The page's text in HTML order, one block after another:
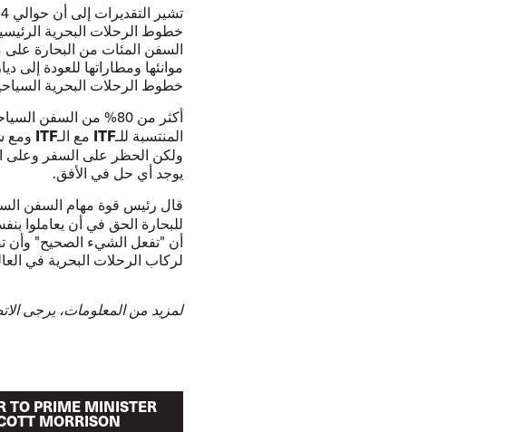
خطوط الرحلات البحرية
السفن المئات من البحارة
موانئها ومطاراتها للعودة
خطوط الرحلات البحرية
أكثر من 80% من السفن السياحية في العالم مغطاة باتفاقيات
المنتسبة للـITF مع الـITF ومع
ولكن الحظر على السفر وعلى
يوجد أي حل في الأفق.
قال رئيس قوة مهام السفن
للبحارة الحق في أن يعاملوا
أن "تفعل الشيء الصحيح" وأن
لركاب الرحلات البحرية في
لمزيد من المعلومات، يرجى
TO PRIME MINISTER
MORRISON